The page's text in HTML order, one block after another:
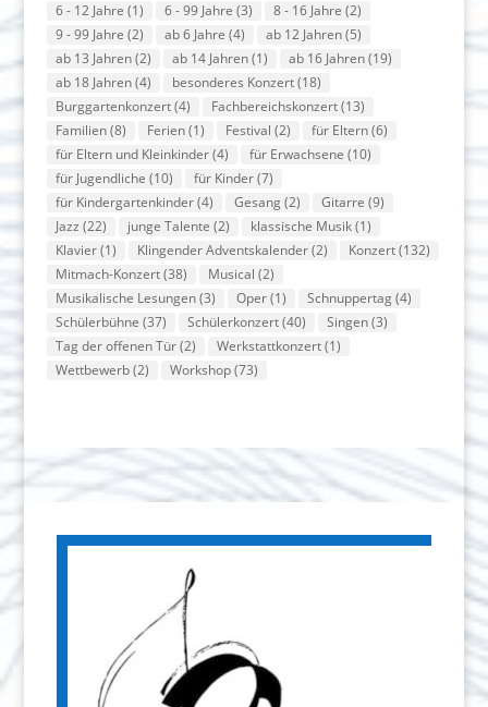
6 - 12 Jahre (1) 6 - 99 Jahre (3) 8 - 16 Jahre (2)
9 - 99 Jahre (2) ab 6 Jahre (4) ab 12 Jahren(5)
ab 13 Jahren(2) ab 14 Jahren(1) ab 16 Jahren(19)
ab 18 Jahren(4) besonderes Konzert(18)
Burggartenkonzert(4) Fachbereichskonzert(13)
Familien(8) Ferien(1) Festival (2) für Eltern(6)
für Eltern und Kleinkinder(4) für Erwachsene (10)
für Jugendliche (10) für Kinder(7)
für Kindergartenkinder(4) Gesang(2) Gitarre (9)
Jazz (22) junge Talente (2) klassische Musik(1)
Klavier(1) Klingender Adventskalender(2) Konzert(132)
Mitmach-Konzert(38) Musical (2)
Musikalische Lesungen(3) Oper(1) Schnuppertag(4)
Schülerbühne (37) Schülerkonzert(40) Singen(3)
Tag der offenen Tür(2) Werkstattkonzert(1)
Wettbewerb(2) Workshop(73)